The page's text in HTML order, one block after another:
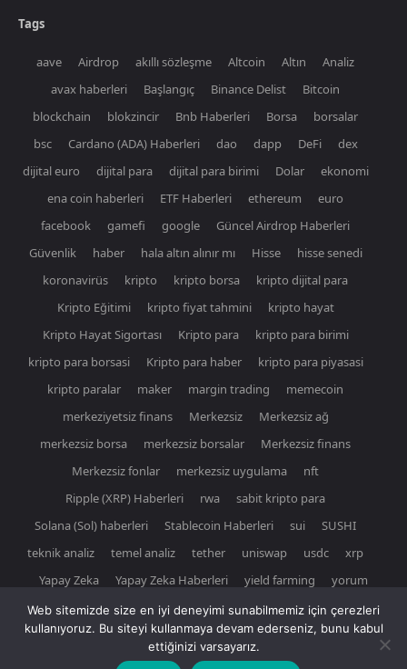
Tags
aave Airdrop akıllı sözleşme Altcoin Altın
Analiz
avax haberleri
Başlangıç Binance Delist
Bitcoin
blockchain
blokzincir Bnb Haberleri Borsa
borsalar
bsc
Cardano (ADA) Haberleri dao dapp DeFi
dex
dijital euro
dijital para dijital para birimi Dolar
ekonomi
ena coin haberleri
ETF Haberleri ethereum
euro
facebook
gamefi google
Güncel Airdrop Haberleri
Güvenlik
haber hala altın alınır mı Hisse
hisse senedi
koronavirüs
kripto kripto borsa
kripto dijital para
Kripto Eğitimi
kripto fiyat tahmini
kripto hayat
Kripto Hayat Sigortası
Kripto para
kripto para birimi
kripto para borsasi
Kripto para haber
kripto para piyasasi
kripto paralar
maker margin trading
memecoin
merkeziyetsiz finans
Merkezsiz
Merkezsiz ağ
merkezsiz borsa
merkezsiz borsalar
Merkezsiz finans
Merkezsiz fonlar
merkezsiz uygulama
nft
Ripple (XRP) Haberleri
rwa
sabit kripto para
Solana (Sol) haberleri
Stablecoin Haberleri sui
SUSHI
teknik analiz
temel analiz tether uniswap usdc
xrp
Yapay Zeka
Yapay Zeka Haberleri yield farming yorum
Web sitemizde size en iyi deneyimi sunabilmemiz için çerezleri
kullanıyoruz. Bu siteyi kullanmaya devam ederseniz, bunu kabul
ettiğinizi varsayarız.